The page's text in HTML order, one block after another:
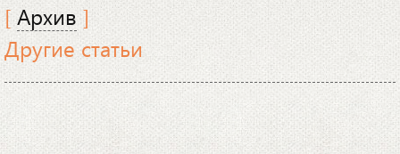
[Архив ]
Другие статьи